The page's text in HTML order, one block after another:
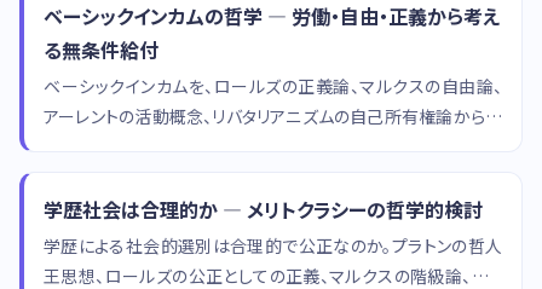
ベーシックインカムの哲学 — 労働・自由・正義から考え
る無条件給付
ベーシックインカムを、ロールズの正義論、マルクスの自由論、
アーレントの活動概念、リバタリアニズムの自己所有権論から多
学歴社会は合理的か — メリトクラシーの哲学的検討
学歴による社会的選別は合理的で公正なのか。プラトンの哲人
王思想、ロールズの公正としての正義、マルクスの階級論、ブル